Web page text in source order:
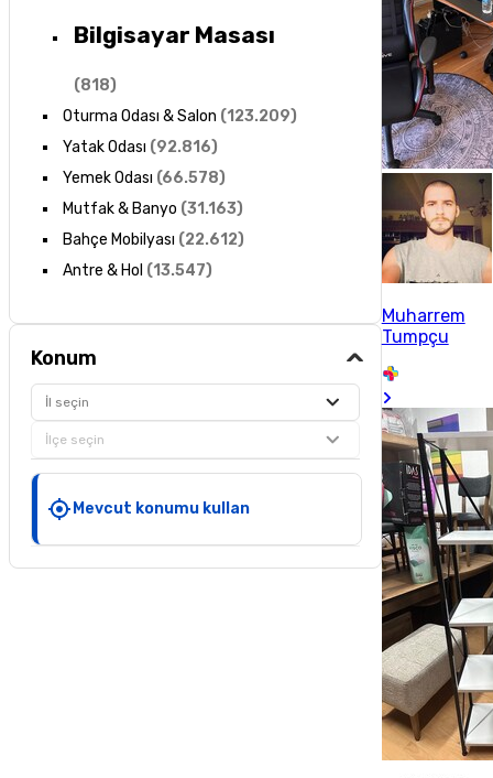
Bilgisayar Masası
(818)
Oturma Odası & Salon (123.209)
Yatak Odası (92.816)
Yemek Odası (66.578)
Mutfak & Banyo (31.163)
Bahçe Mobilyası (22.612)
Antre & Hol (13.547)
Konum
İl seçin
İlçe seçin
Mevcut konumu kullan
Muharrem
Tumpçu